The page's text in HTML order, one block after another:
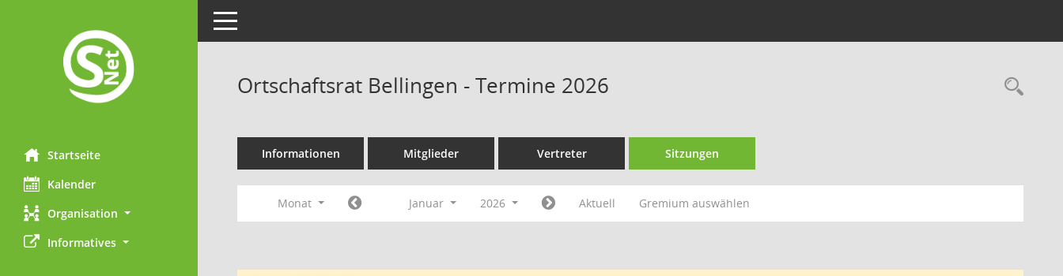
Startseite
Kalender
Organisation
Informatives
Toggle navigation
Ortschaftsrat Bellingen - Termine 2026
Informationen Mitglieder Vertreter Sitzungen
Monat Januar 2026 Aktuell Gremium auswählen